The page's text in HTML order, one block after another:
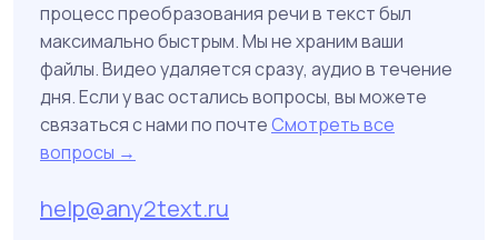
процесс преобразования речи в текст был
максимально быстрым. Мы не храним ваши
файлы. Видео удаляется сразу, аудио в течение
дня. Если у вас остались вопросы, вы можете
связаться с нами по почтеСмотреть все
вопросы →
help@any2text.ru